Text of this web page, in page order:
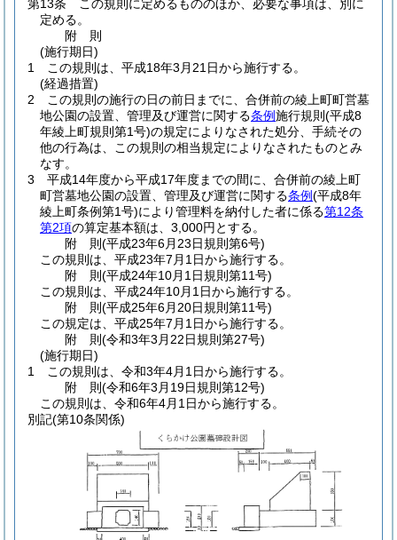
第13条
この規則に定めるもののほか、必要な事項は、別に
定める。
附 則
(施行期日)
1
この規則は、平成18年3月21日から施行する。
(経過措置)
2
この規則の施行の日の前日までに、合併前の綾上町町営墓
地公園の設置、管理及び運営に関する条例施行規則(平成8
年綾上町規則第1号)の規定によりなされた処分、手続その
他の行為は、この規則の相当規定によりなされたものとみ
なす。
3
平成14年度から平成17年度までの間に、合併前の綾上町
町営墓地公園の設置、管理及び運営に関する条例(平成8年
綾上町条例第1号)により管理料を納付した者に係る第12条
第2項の算定基本額は、3,000円とする。
附 則(平成23年6月23日規則第6号)
この規則は、平成23年7月1日から施行する。
附 則(平成24年10月1日規則第11号)
この規則は、平成24年10月1日から施行する。
附 則(平成25年6月20日規則第11号)
この規定は、平成25年7月1日から施行する。
附 則(令和3年3月22日規則第27号)
(施行期日)
1
この規則は、令和3年4月1日から施行する。
附 則(令和6年3月19日規則第12号)
この規則は、令和6年4月1日から施行する。
別記(第10条関係)